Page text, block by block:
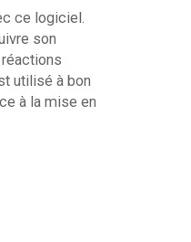
ce logiciel.
son
utilisé à bon
à la mise en